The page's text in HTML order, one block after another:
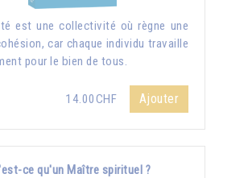
est une collectivité où règne une
car chaque individu travaille
pour le bien de tous.
14.00CHF Ajouter
ce qu'un Maître spirituel ?